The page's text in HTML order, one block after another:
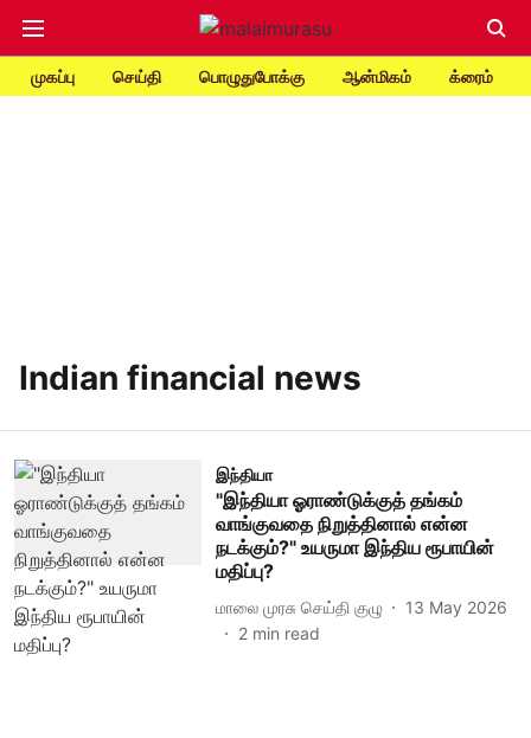
முகப்பு செய்தி பொழுதுபோக்கு ஆன்மிகம் க்ரைம்
Indian financial news
இந்தியா
"இந்தியா ஓராண்டுக்குத் தங்கம்
வாங்குவதை நிறுத்தினால் என்ன
நடக்கும்?" உயருமா இந்திய ரூபாயின்
மதிப்பு?
மாலை முரசு செய்தி குழு
13 May 2026
2 min read